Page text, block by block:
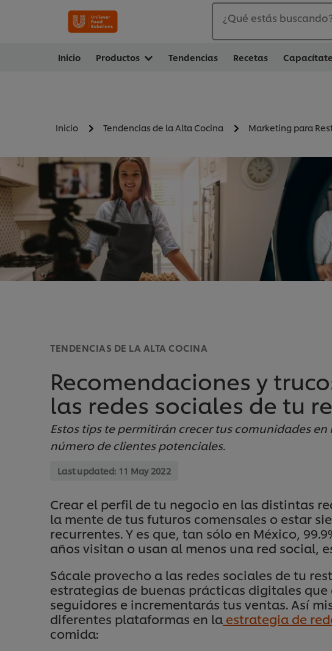
¿Qué estás
Inicio Productos Tendencias Recetas
Inicio Tendencias de la Alta Cocina Marketing para
TENDENCIAS DE LA ALTA COCINA
Recomendaciones y
las redes sociales de tu
Estos tips te permitirán crecer tus comunidades
número de clientes potenciales.
Last updated: 11 May 2022
Crear el perfil de tu negocio en las distintas
la mente de tus futuros comensales o estar
recurrentes. Y es que, tan sólo en México,
años visitan o usan al menos una red social,
Sácale provecho a las redes sociales de tu
estrategias de buenas prácticas digitales
seguidores e incrementarás tus ventas. Así
diferentes plataformas en la estrategia de
comida: